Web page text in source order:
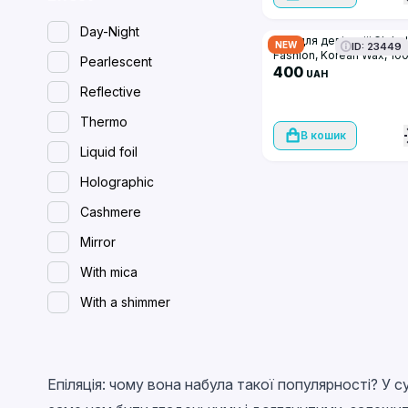
Day-Night
Pearlescent
Reflective
Thermo
Liquid foil
Holographic
Cashmere
Mirror
With mica
With a shimmer
Magnetic
NEW ID: 23449
Віск для депіляції Global
Fashion, Korean Wax,
гр, Aloe. плівковий
400 UAH
В кошик
Епіляція: чому вона набула такої популярності? У